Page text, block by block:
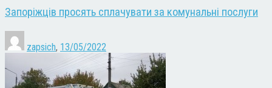
Запоріжців просять сплачувати за комунальні послуги
zapsich, 13/05/2022